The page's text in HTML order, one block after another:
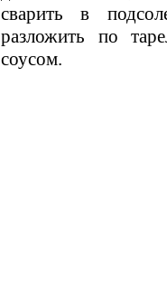
сварить в
разложить по
соусом.